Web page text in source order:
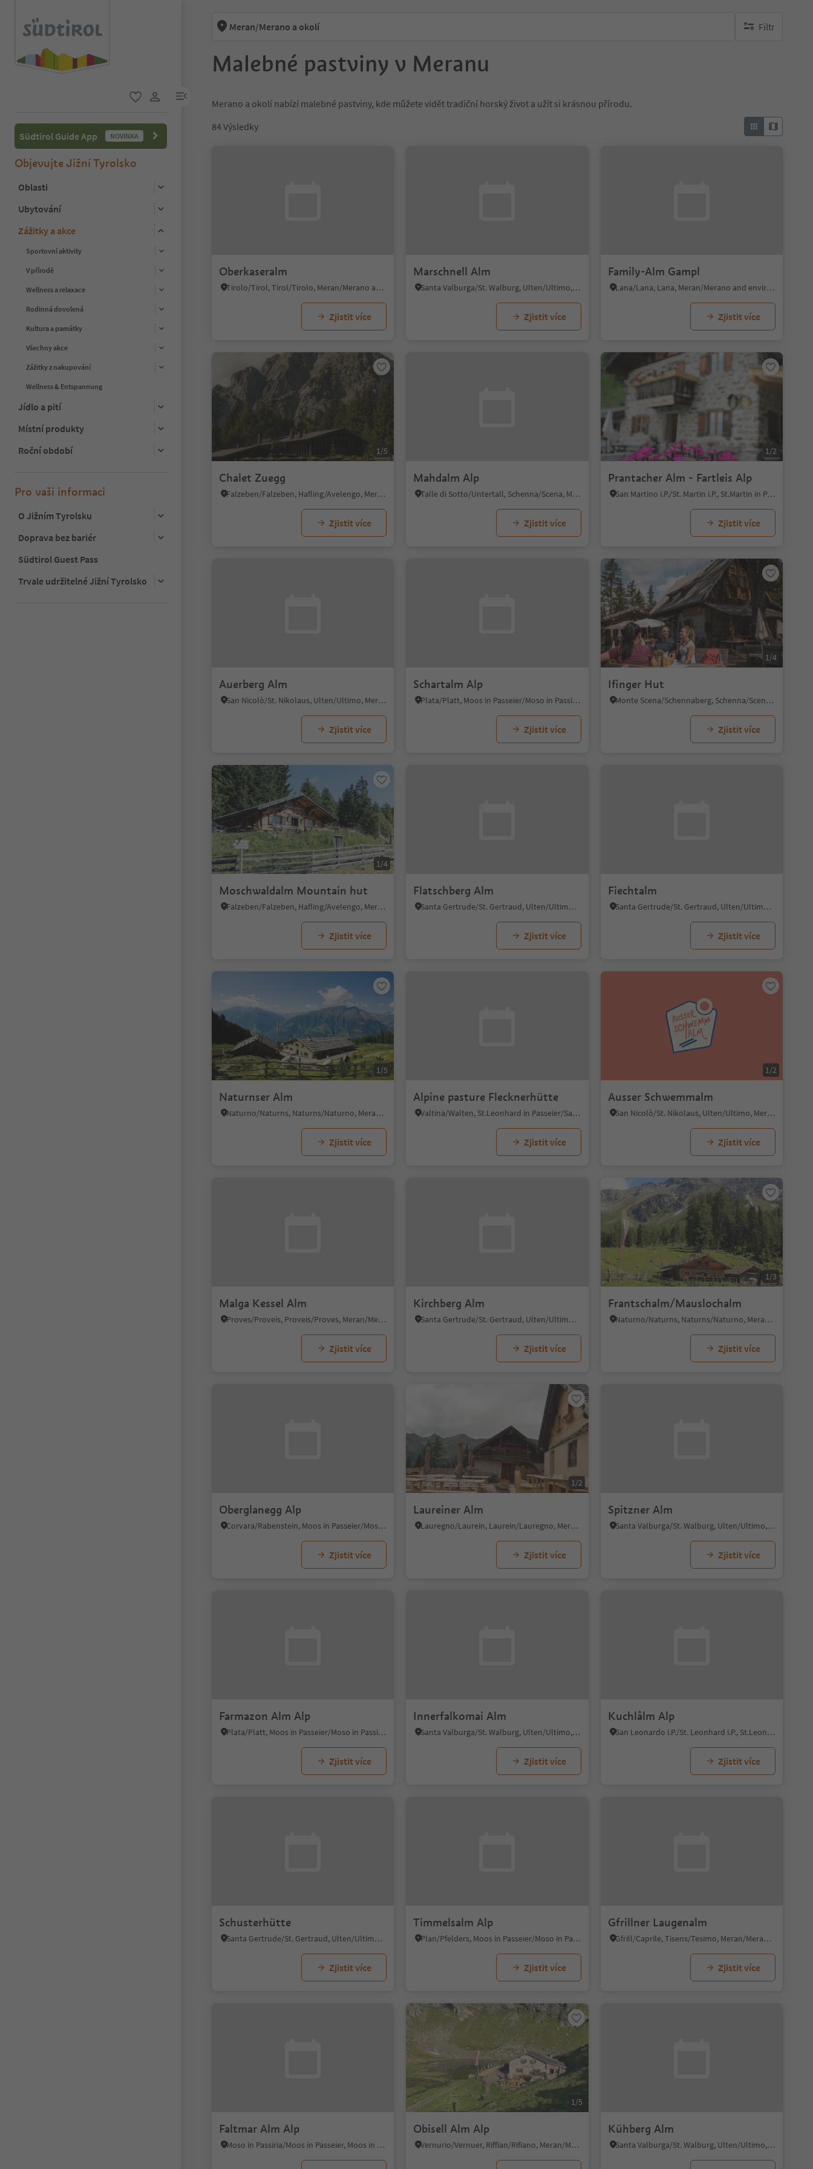
uživatelský odkaz
odkaz na menu
Südtirol Guide App NOVINKA
Objevujte Jižní Tyrolsko
Oblasti
Ubytování
Zážitky a akce
Sportovní aktivity
V přírodě
Wellness a relaxace
Rodinná dovolená
Kultura a památky
Všechny akce
Zážitky z nakupování
Wellness & Entspannung
Jídlo a pití
Místní produkty
Roční období
Pro vaši informaci
O Jižním Tyrolsku
Doprava bez bariér
Südtirol Guest Pass
Trvale udržitelné Jižní Tyrolsko
Meran/Merano a okolí Filtr
brak aktywnych
Malebné pastviny v Meranu
Merano a okolí nabízí malebné pastviny, kde můžete vidět tradiční horský život a užít si krásnou přírodu.
84Výsledky
Oberkaseralm
Tirolo/Tirol, Tirol/Tirolo, Meran/Merano and environs
Zjistit více
Marschnell Alm
Santa Valburga/St. Walburg, Ulten/Ultimo, Meran/Merano and environs
Zjistit více
Family-Alm Gampl
Lana/Lana, Lana, Meran/Merano and environs
Zjistit více
1/5
Chalet Zuegg
Falzeben/Falzeben, Hafling/Avelengo, Meran/Merano and environs
Zjistit více
Mahdalm Alp
Talle di Sotto/Untertall, Schenna/Scena, Meran/Merano and environs
Zjistit více
1/2
Prantacher Alm - Fartleis Alp
San Martino i.P./St. Martin i.P., St.Martin in Passeier/San Martino in Passiria, Meran/Merano and environs
Zjistit více
Auerberg Alm
San Nicolò/St. Nikolaus, Ulten/Ultimo, Meran/Merano and environs
Zjistit více
Schartalm Alp
Plata/Platt, Moos in Passeier/Moso in Passiria, Meran/Merano and environs
Zjistit více
1/4
Ifinger Hut
Monte Scena/Schennaberg, Schenna/Scena, Meran/Merano and environs
Zjistit více
1/4
Moschwaldalm Mountain hut
Falzeben/Falzeben, Hafling/Avelengo, Meran/Merano and environs
Zjistit více
Flatschberg Alm
Santa Gertrude/St. Gertraud, Ulten/Ultimo, Meran/Merano and environs
Zjistit více
Fiechtalm
Santa Gertrude/St. Gertraud, Ulten/Ultimo, Meran/Merano and environs
Zjistit více
1/5
Naturnser Alm
Naturno/Naturns, Naturns/Naturno, Meran/Merano and environs
Zjistit více
Alpine pasture Flecknerhütte
Valtina/Walten, St.Leonhard in Passeier/San Leonardo in Passiria, Meran/Merano and environs
Zjistit více
1/2
Ausser Schwemmalm
San Nicolò/St. Nikolaus, Ulten/Ultimo, Meran/Merano and environs
Zjistit více
Malga Kessel Alm
Proves/Proveis, Proveis/Proves, Meran/Merano and environs
Zjistit více
Kirchberg Alm
Santa Gertrude/St. Gertraud, Ulten/Ultimo, Meran/Merano and environs
Zjistit více
1/3
Frantschalm/Mauslochalm
Naturno/Naturns, Naturns/Naturno, Meran/Merano and environs
Zjistit více
Oberglanegg Alp
Corvara/Rabenstein, Moos in Passeier/Moso in Passiria, Meran/Merano and environs
Zjistit více
1/2
Laureiner Alm
Lauregno/Laurein, Laurein/Lauregno, Meran/Merano and environs
Zjistit více
Spitzner Alm
Santa Valburga/St. Walburg, Ulten/Ultimo, Meran/Merano and environs
Zjistit více
Farmazon Alm Alp
Plata/Platt, Moos in Passeier/Moso in Passiria, Meran/Merano and environs
Zjistit více
Innerfalkomai Alm
Santa Valburga/St. Walburg, Ulten/Ultimo, Meran/Merano and environs
Zjistit více
Kuchlålm Alp
San Leonardo i.P./St. Leonhard i.P., St.Leonhard in Passeier/San Leonardo in Passiria, Meran/Merano and environs
Zjistit více
Schusterhütte
Santa Gertrude/St. Gertraud, Ulten/Ultimo, Meran/Merano and environs
Zjistit více
Timmelsalm Alp
Plan/Pfelders, Moos in Passeier/Moso in Passiria, Meran/Merano and environs
Zjistit více
Gfrillner Laugenalm
Gfrill/Caprile, Tisens/Tesimo, Meran/Merano and environs
Zjistit více
Faltmar Alm Alp
Moso in Passiria/Moos in Passeier, Moos in Passeier/Moso in Passiria, Meran/Merano and environs
1/5
Obisell Alm Alp
Vernurio/Vernuer, Riffian/Rifiano, Meran/Merano and environs
Kühberg Alm
Santa Valburga/St. Walburg, Ulten/Ultimo, Meran/Merano and environs